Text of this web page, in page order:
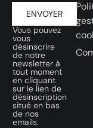
ENVOYER
Vous pouvez
vous
désinscrire
de notre
newsletter à
tout moment
en cliquant
sur le lien de
désinscription
situé en bas
de nos
emails.